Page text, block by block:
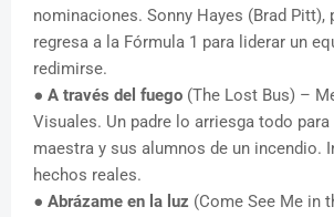
nominaciones. Sonny Hayes (Brad Pitt),
regresa a la Fórmula 1 para liderar un
redimirse.
● A través del fuego (The Lost Bus) –
Visuales. Un padre lo arriesga todo
maestra y sus alumnos de un incendio.
hechos reales.
● Abrázame en la luz (Come See Me in